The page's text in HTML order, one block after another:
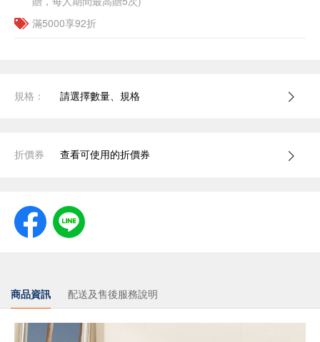
滿5000享92折
規格： 請選擇數量、規格
折價券 查看可使用的折價券
商品資訊 配送及售後服務說明